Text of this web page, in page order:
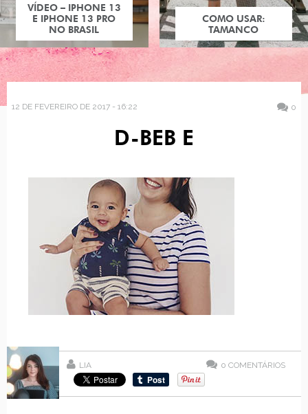
VÍDEO – IPHONE 13
E IPHONE 13 PRO
NO BRASIL
COMO USAR:
TAMANCO
12 DE FEVEREIRO DE 2017 - 16:22 0
D-BEB E
LIA 0 COMENTÁRIOS